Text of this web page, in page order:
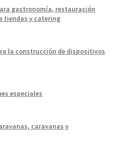
gastronomía, restauración
tiendas y catering
la construcción de dispositivos
especiales
caravanas y